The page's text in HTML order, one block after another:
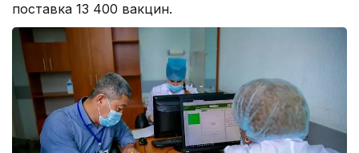
поставка 13 400 вакцин.